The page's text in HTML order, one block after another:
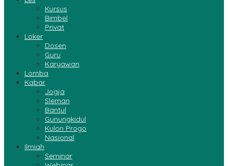
Kursus
Bimbel
Privat
Loker
Dosen
Guru
Karyawan
Lomba
Kabar
Jogja
Sleman
Bantul
Gunungkidul
Kulon Progo
Nasional
Ilmiah
Seminar